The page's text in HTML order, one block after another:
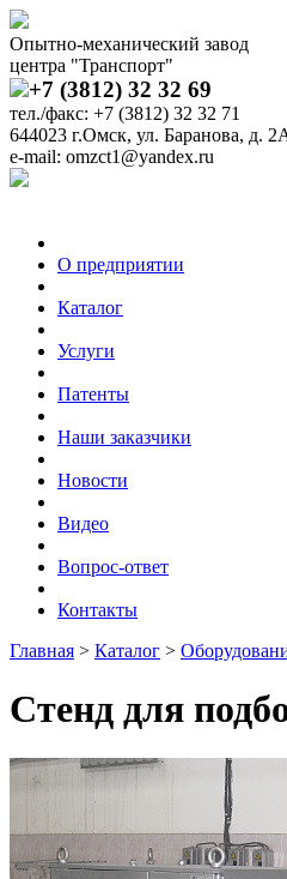
Опытно-механический завод
центра "Транспорт"
+7 (3812) 32 32 69
тел./факс: +7 (3812) 32 32 71
644023 г.Омск, ул. Баранова, д.
e-mail: omzct1@yandex.ru
О предприятии
Каталог
Услуги
Патенты
Наши заказчики
Новости
Видео
Вопрос-ответ
Контакты
Главная > Каталог >
Стенд для